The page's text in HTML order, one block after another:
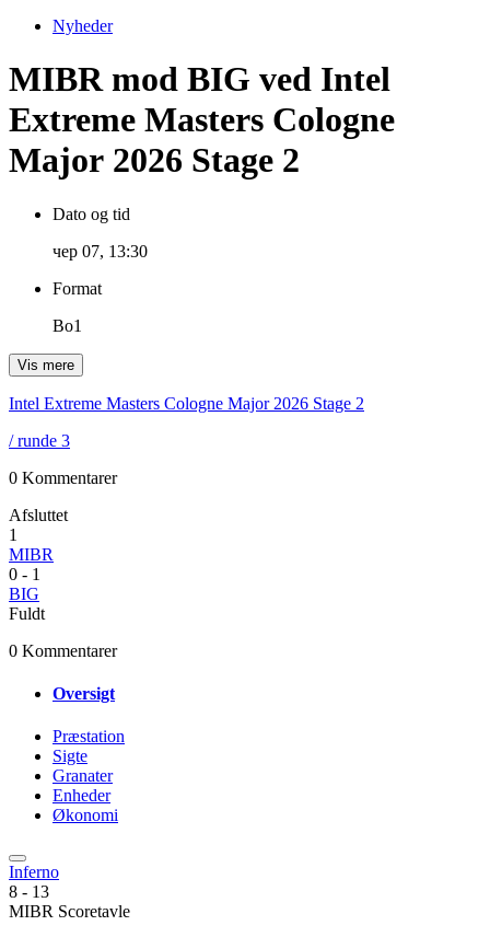
Nyheder
MIBR mod BIG ved Intel
Extreme Masters Cologne
Major 2026 Stage 2
Dato og tid
чер 07, 13:30
Format
Bo1
Vis mere
Intel Extreme Masters Cologne Major 2026 Stage 2
/ runde 3
0 Kommentarer
Afsluttet
1
MIBR
0 - 1
BIG
Fuldt
0 Kommentarer
Oversigt
Præstation
Sigte
Granater
Enheder
Økonomi
Inferno
8 - 13
MIBR Scoretavle